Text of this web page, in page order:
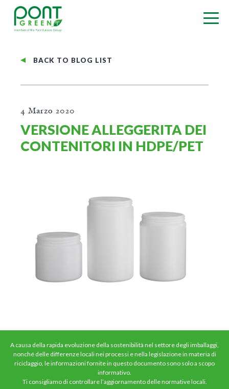
BACK TO BLOG LIST
4 Marzo 2020
VERSIONE ALLEGGERITA DEI
CONTENITORI IN HDPE/PET
A causa della rapida evoluzione della sostenibilità nel settore degli imballaggi,
nonché delle differenze locali nei processi e nella legislazione in materia di
riciclaggio, le informazioni fornite in questo documento sono solo a scopo
informativo.
Ti consigliamo di controllare l’aggiornamento delle normative locali.